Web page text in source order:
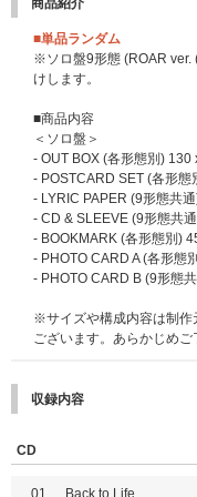
【4回目】2025年11月25
■メンバーオフラインイベ
参加いただけます)
①ミニトークステージ +
②ミニトークステージ +
用)
③メンバー全員プレミアム
④ミニトークステージ + メ
※①、②はメンバー選択可
※全会場で、特典会の内容
※③、④はメンバー全員と
【愛知】2025年11月23日(
【京都】2025年12月7日(
す。
【神奈川】2026年2月11日(
■メンバーオンラインイベ
トをデザインしたラッキー
りメンバー別フォトカード
※&TEAM Weverse Shop
絵柄はそれぞれ異なります。
さらに、今回も特別なプレ
ラッキードローイベント
ンバーの「直筆サイン入
※「直筆サイン入りフォト
※直筆サインはストア別第
別フォトカード」にお入
※「直筆サイン入りメン
で各メンバー25名様(合計
バー25名様(合計225名様)
※「メンバー別フォトカー
は商品と同梱発送でお届
トカード」のお渡しはござ
※ラッキードローイベント
が終了する場合があります
商品紹介
■単品ランダム
※ソロ盤9形態 (ROAR ver.
けします。
■商品内容
＜ソロ盤＞
- OUT BOX (各形態別) 130
- POSTCARD SET (各形
- LYRIC PAPER (9形態共
- CD & SLEEVE (9形態共
- BOOKMARK (各形態別)
- PHOTO CARD A (各形態
- PHOTO CARD B (9形態
※サイズや構成内容は制作
ございます。あらかじめご
収録内容
CD